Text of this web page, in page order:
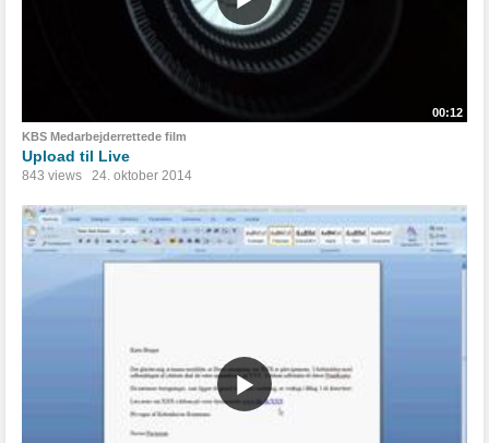
00:12
KBS Medarbejderrettede film
Upload til Live
843 views 24. oktober 2014